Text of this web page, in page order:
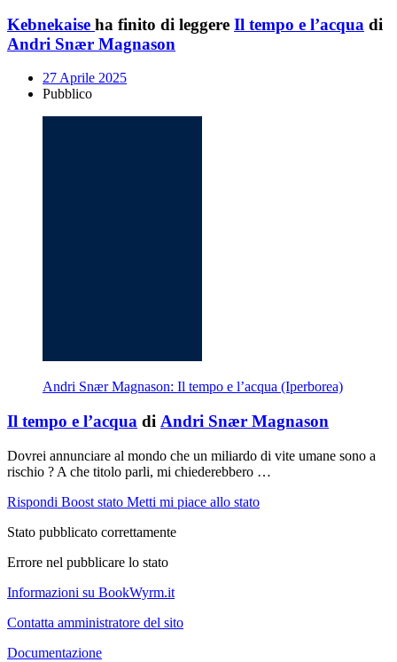
Kebnekaise ha finito di leggere Il tempo e l’acqua di
Andri Snær Magnason
27 Aprile 2025
Pubblico
Andri Snær Magnason: Il tempo e l’acqua (Iperborea)
Il tempo e l’acqua di Andri Snær Magnason
Dovrei annunciare al mondo che un miliardo di vite umane sono a
rischio ? A che titolo parli, mi chiederebbero …
Rispondi Boost stato Metti mi piace allo stato
Stato pubblicato correttamente
Errore nel pubblicare lo stato
Informazioni su BookWyrm.it
Contatta amministratore del sito
Documentazione